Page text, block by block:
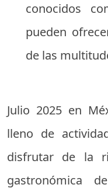
conocidos
pueden
de las
Julio 2025 en
lleno de
disfrutar de la
gastronómica